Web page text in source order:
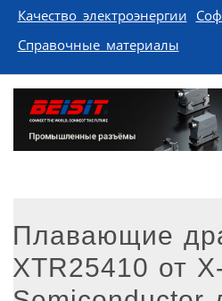
Качество электроэнергии
Справочные материалы
Плавающие
XTR25410 от